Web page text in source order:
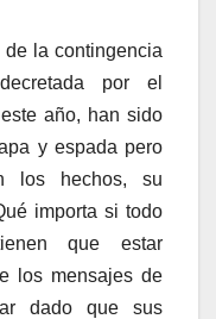
la contingencia
por el
año, han sido
y espada pero
los hechos, su
importa si todo
que estar
los mensajes de
dado que sus